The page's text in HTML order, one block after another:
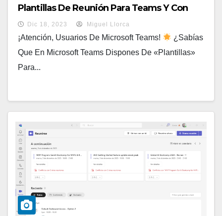
Plantillas De Reunión Para Teams Y Con
Vitaminas Para Teams Premium
Dic 18, 2023 Miguel Llorca
¡Atención, Usuarios De Microsoft Teams!
¿Sabías
Que En Microsoft Teams Dispones De «plantillas»
Para...